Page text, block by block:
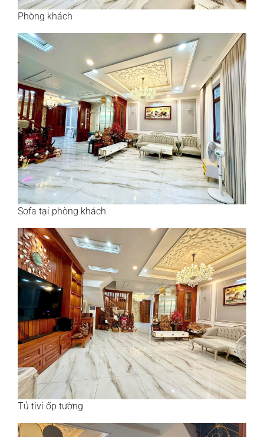
Phòng khách
Sofa tại phòng khách
Tủ tivi ốp tường